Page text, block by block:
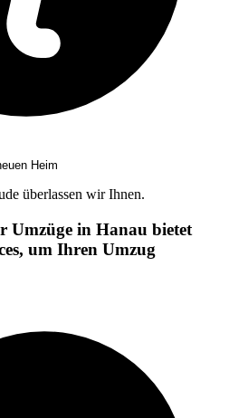
Heim
überlassen wir Ihnen.
Umzüge in Hanau bietet
um Ihren Umzug